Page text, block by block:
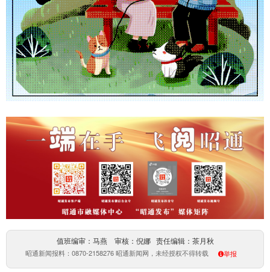
值班编审：马燕 审核：倪娜 责任编辑：茶月秋
昭通新闻报料：0870-2158276 昭通新闻网，未经授权不得转载 举报